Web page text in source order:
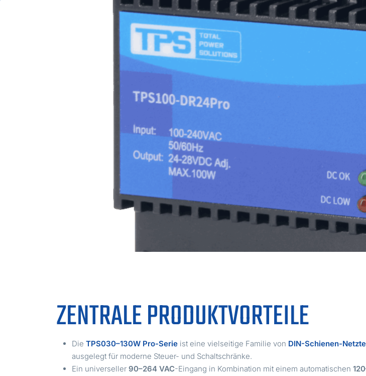
ZENTRALE PRODUKTVORTEILE
DieTPS030–130W Pro-Serie ist eine vielseitige Familie von DIN-Schienen-
ausgelegt für moderne Steuer- und Schaltschränke.
Ein universeller90–264 VAC-Eingang in Kombination mit einem automatischen